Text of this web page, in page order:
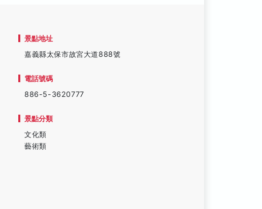
景點地址
嘉義縣太保市故宮大道888號
電話號碼
886-5-3620777
景點分類
文化類
藝術類